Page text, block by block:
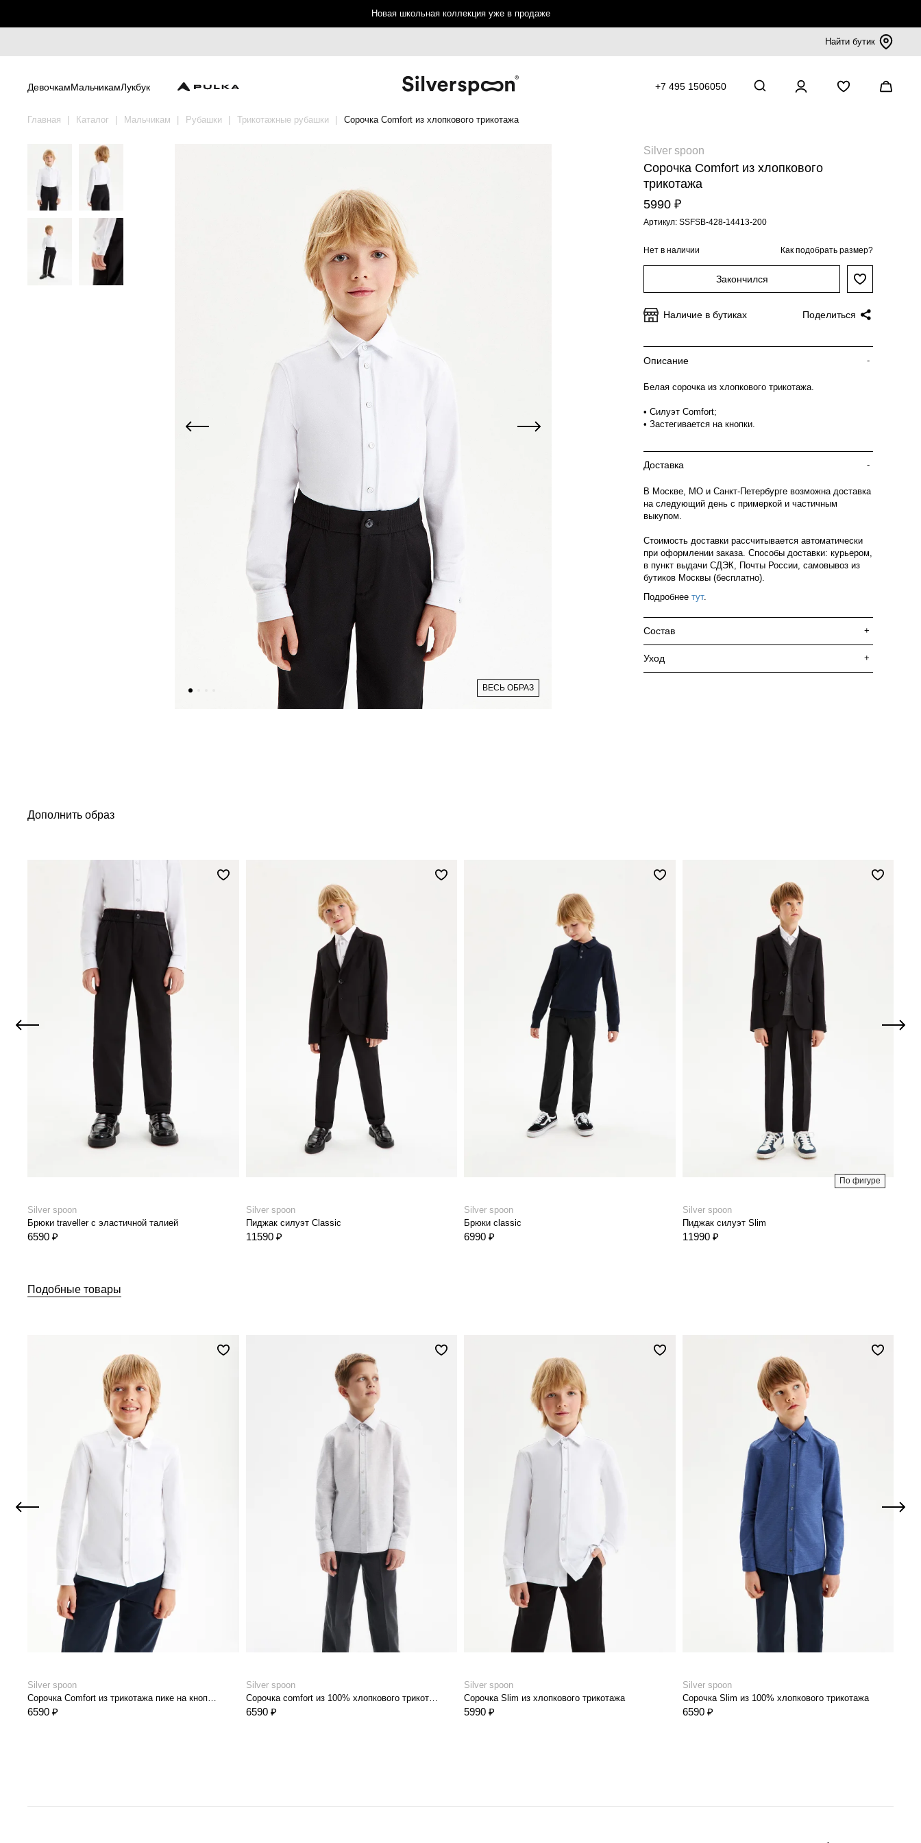
Новая школьная коллекция уже в продаже
Найти бутик
ДевочкамМальчикамЛукбук +7 495 1506050
Главная Каталог Мальчикам Рубашки Трикотажные рубашки Сорочка Comfort из хлопкового трикотажа
ВЕСЬ ОБРАЗ
Silver spoon
Сорочка Comfort из хлопкового
трикотажа
5990 ₽
Артикул: SSFSB-428-14413-200
Нет в наличии Как подобрать размер?
Закончился
Наличие в бутиках Поделиться
Описание -
Белая сорочка из хлопкового трикотажа.
• Силуэт Comfort;
• Застегивается на кнопки.
Доставка -
В Москве, МО и Санкт-Петербурге возможна доставка
на следующий день с примеркой и частичным
выкупом.
Стоимость доставки рассчитывается автоматически
при оформлении заказа. Способы доставки: курьером,
в пункт выдачи СДЭК, Почты России, самовывоз из
бутиков Москвы (бесплатно).
Подробнее тут.
Состав +
Уход +
Дополнить образ
Silver spoon
Брюки traveller с эластичной талией
6590 ₽
Silver spoon
Пиджак силуэт Classic
11590 ₽
Silver spoon
Брюки classic
6990 ₽
По фигуре
Silver spoon
Пиджак силуэт Slim
11990 ₽
Подобные товары
Silver spoon
6590 ₽
Silver spoon
Сорочка comfort из 100% хлопкового трикотажа
6590 ₽
Silver spoon
Сорочка Slim из хлопкового трикотажа
5990 ₽
Silver spoon
Сорочка Slim из 100% хлопкового трикотажа
6590 ₽